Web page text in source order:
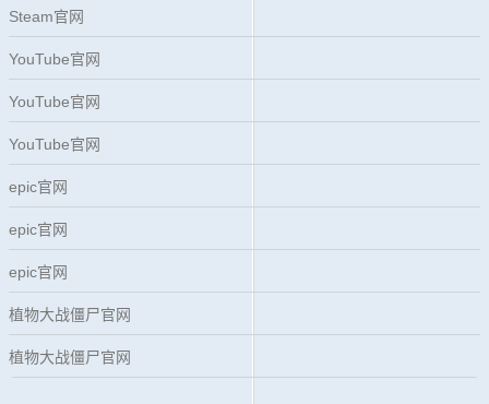
Steam官网
YouTube官网
YouTube官网
YouTube官网
epic官网
epic官网
epic官网
植物大战僵尸官网
植物大战僵尸官网